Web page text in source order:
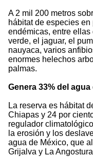
A 2 mil 200 metros
hábitat de especies
endémicas, entre
verde, el jaguar, el
nauyaca, varios
enormes helechos
palmas.
Genera 33% del
La reserva es hábitat
Chiapas y 24 por
regulador
la erosión y los
agua de México, que
Grijalva y La